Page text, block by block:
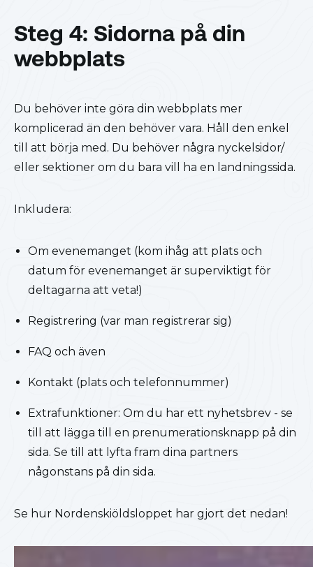
Steg 4: Sidorna på din
webbplats
Du behöver inte göra din webbplats mer
komplicerad än den behöver vara. Håll den enkel
till att börja med. Du behöver några nyckelsidor/
eller sektioner om du bara vill ha en landningssida.
Inkludera:
Om evenemanget (kom ihåg att plats och
datum för evenemanget är superviktigt för
deltagarna att veta!)
Registrering (var man registrerar sig)
FAQ och även
Kontakt (plats och telefonnummer)
Extrafunktioner: Om du har ett nyhetsbrev - se
till att lägga till en prenumerationsknapp på din
sida. Se till att lyfta fram dina partners
någonstans på din sida.
Se hur Nordenskiöldsloppet har gjort det nedan!